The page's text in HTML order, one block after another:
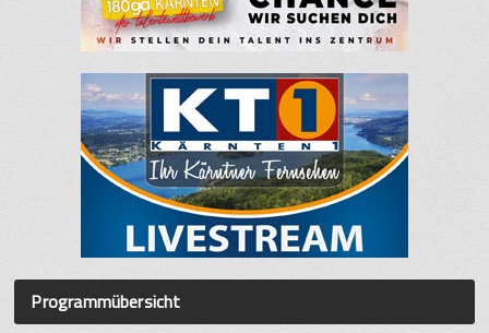
Programmübersicht